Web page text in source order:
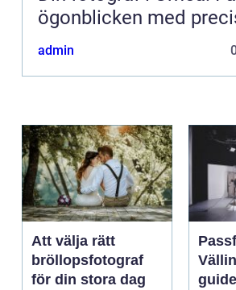
ögonblicken med
admin
Att välja rätt
bröllopsfotograf
för din stora dag